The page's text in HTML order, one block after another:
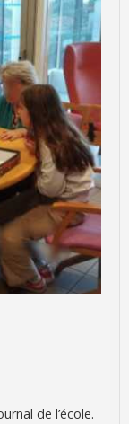
de l’école.